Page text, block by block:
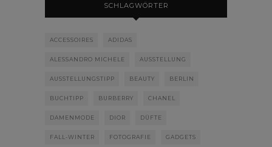
SCHLAGWÖRTER
ACCESSOIRES ADIDAS
ALESSANDRO MICHELE AUSSTELLUNG
AUSSTELLUNGSTIPP BEAUTY BERLIN
BUCHTIPP BURBERRY CHANEL
DAMENMODE DIOR DÜFTE
FALL-WINTER FOTOGRAFIE GADGETS